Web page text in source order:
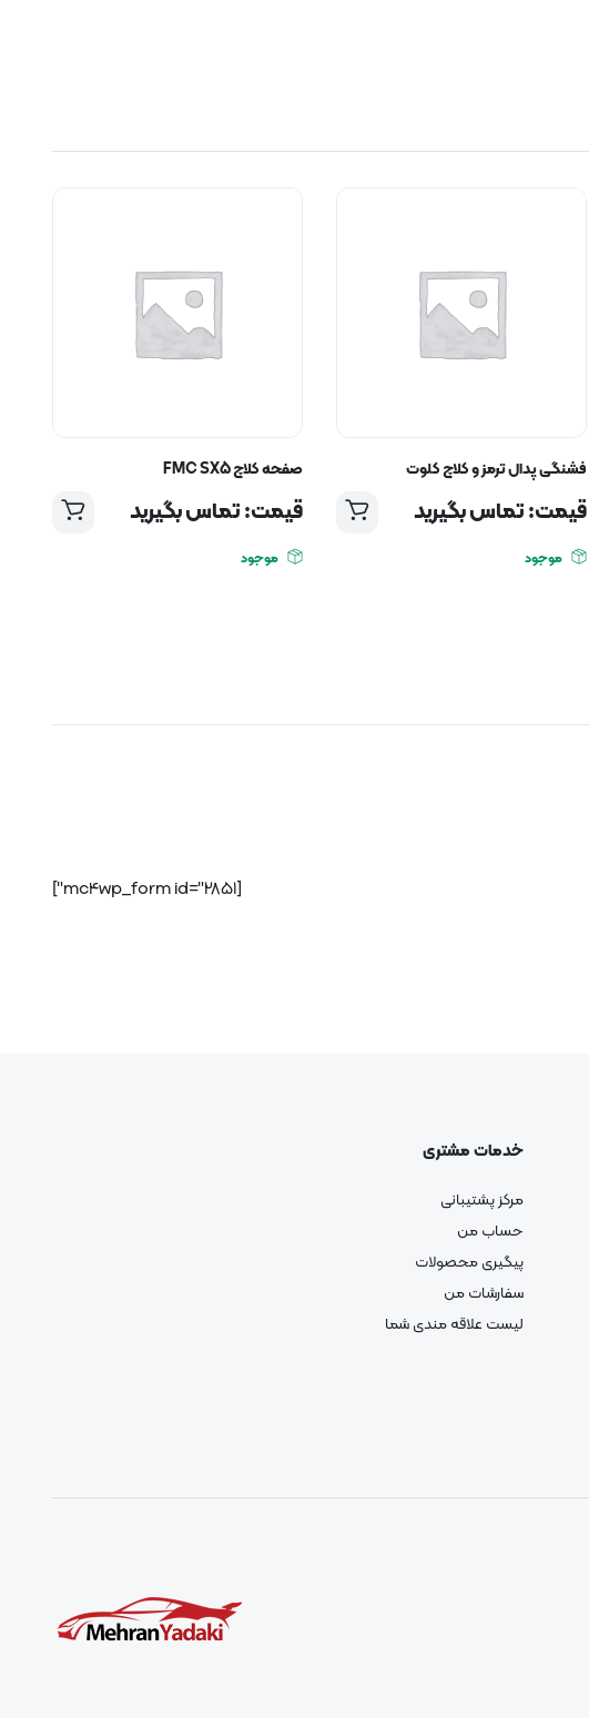
فشنگی پدال ترمز و کلاچ کلوت
قیمت: تماس بگیرید
موجود
صفحه کلاچ FMC SX5
قیمت: تماس بگیرید
موجود
[mc4wp_form id="2851"]
خدمات مشتری
مرکز پشتیبانی
حساب من
پیگیری محصولات
سفارشات من
لیست علاقه مندی شما